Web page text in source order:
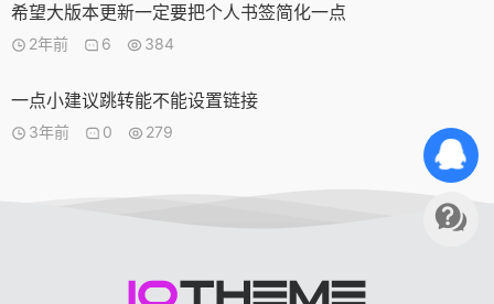
希望大版本更新一定要把个人书签简化一点
2年前 6 384
一点小建议跳转能不能设置链接
3年前 0 279